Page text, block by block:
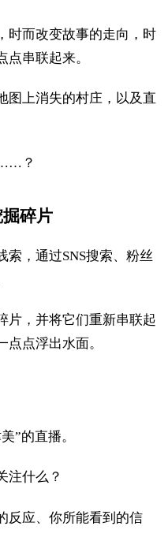
时而改变故事的走向，时
串联起来。
图上消失的村庄，以及直
？
碎片
索，通过SNS搜索、粉丝
片，并将它们重新串联起
点浮出水面。
”的直播。
注什么？
反应、你所能看到的信